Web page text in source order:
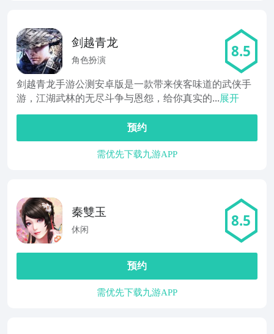
剑越青龙
角色扮演 8.5
剑越青龙手游公测安卓版是一款带来侠客味道的武侠手
游，江湖武林的无尽斗争与恩怨，给你真实的...展开
预约
需优先下载九游APP
秦雙玉
休闲 8.5
预约
需优先下载九游APP